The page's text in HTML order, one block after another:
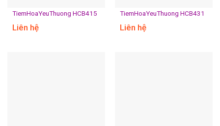
TiemHoaYeuThuong HCB415
Liên hệ
TiemHoaYeuThuong HCB431
Liên hệ